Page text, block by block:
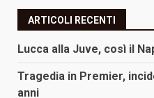
ARTICOLI RECENTI
Lucca alla Juve, così il
Tragedia in Premier,
anni